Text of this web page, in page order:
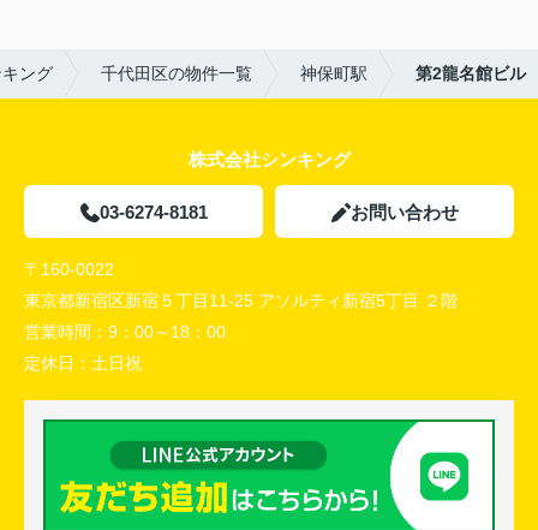
ング 千代田区の物件一覧 神保町駅 第2龍名館ビル
株式会社シンキング
03-6274-8181 お問い合わせ
〒160-0022
東京都新宿区新宿５丁目11-25 アソルティ新宿5丁目 ２階
営業時間： 9：00～18：00
定休日： 土日祝